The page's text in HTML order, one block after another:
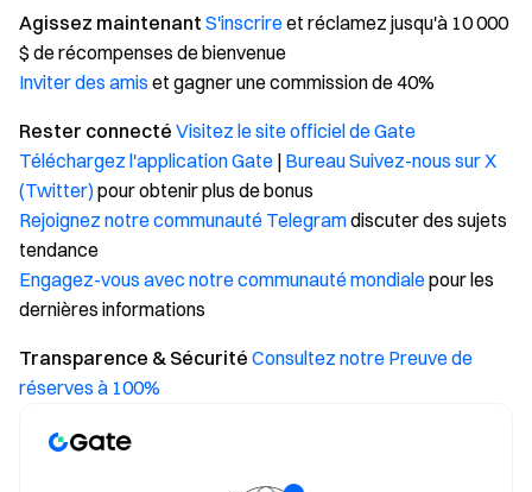
Agissez maintenant S'inscrireet réclamez jusqu'à 10 000
$ de récompenses de bienvenue
Inviter des amis et gagner une commission de 40%
Rester connecté Visitez le site officiel de Gate
Téléchargez l'application Gate | BureauSuivez-nous sur X
(Twitter)pour obtenir plus de bonus
Rejoignez notre communauté Telegramdiscuter des sujets
tendance
Engagez-vous avec notre communauté mondialepour les
dernières informations
Transparence & Sécurité Consultez notre Preuve de
réserves à 100%